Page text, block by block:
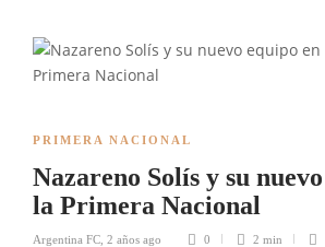
PRIMERA NACIONAL
Nazareno Solís y su
la Primera Nacional
Argentina FC 2 años ago 0 2 min